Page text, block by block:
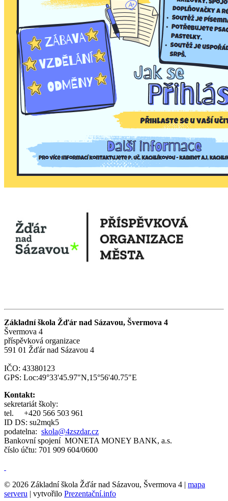
Základní škola Žďár nad Sázavou, Švermova 4
Švermova 4
příspěvková organizace
591 01 Žďár nad Sázavou 4
IČO: 43380123
GPS: Loc:49°33'45.97"N,15°56'40.75"E
Kontakt:
sekretariát školy:
tel.
+420 566 503 961
ID DS: su2mqk5
podatelna: skola@4zszdar.cz
Bankovní spojení MONETA MONEY BANK, a.s.
číslo účtu: 701 909 604/0600
© 2026 Základní škola Žďár nad Sázavou, Švermova 4 | mapa
serveru | vytvořilo Prezentační.info